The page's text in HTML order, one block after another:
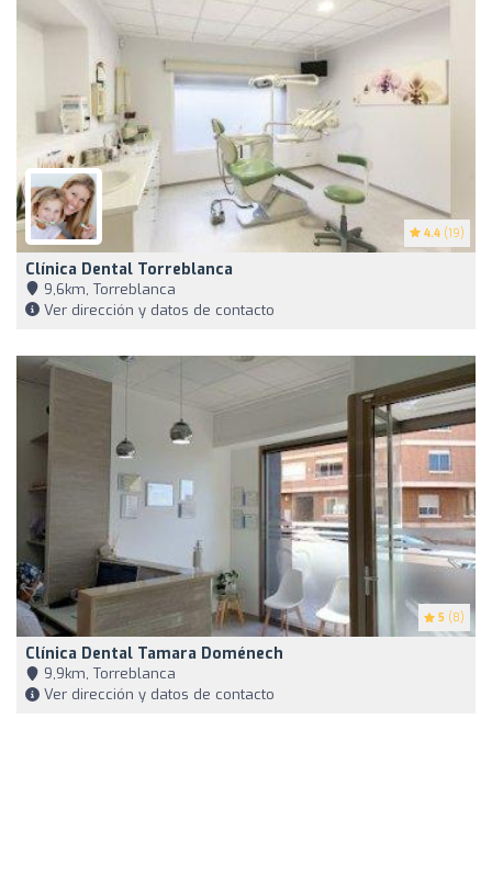
4.4 (19)
Clínica Dental Torreblanca
9,6km, Torreblanca
Ver dirección y datos de contacto
5 (8)
Clínica Dental Tamara Doménech
9,9km, Torreblanca
Ver dirección y datos de contacto